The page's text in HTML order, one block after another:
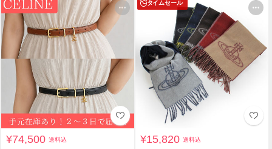
¥74,500送料込
タイムセール
¥15,820送料込